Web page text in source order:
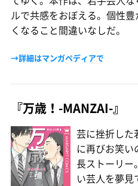
ルで共感をおぼえる。個性
くなること間違いなしだ。
→詳細はマンガペディアで
『万歳！-MANZAI-』
芸に挫折した
に再びお笑
長ストーリー
い芸人を夢